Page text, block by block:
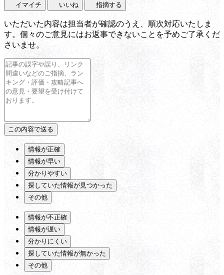
イマイチ いいね 指摘する
いただいた内容は担当者が確認のうえ、順次対応いたしま
す。個々のご意見にはお返事できないことを予めご了承くだ
さいませ。
情報が正確
情報が早い
分かりやすい
探していた情報が見つかった
その他
情報が不正確
情報が遅い
分かりにくい
探していた情報が無かった
その他